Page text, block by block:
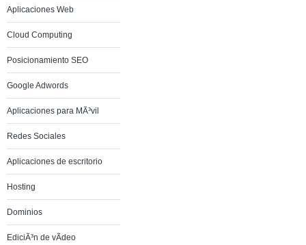
Aplicaciones Web
Cloud Computing
Posicionamiento SEO
Google Adwords
Aplicaciones para MÃ³vil
Redes Sociales
Aplicaciones de escritorio
Hosting
Dominios
EdiciÃ³n de vÃ­deo